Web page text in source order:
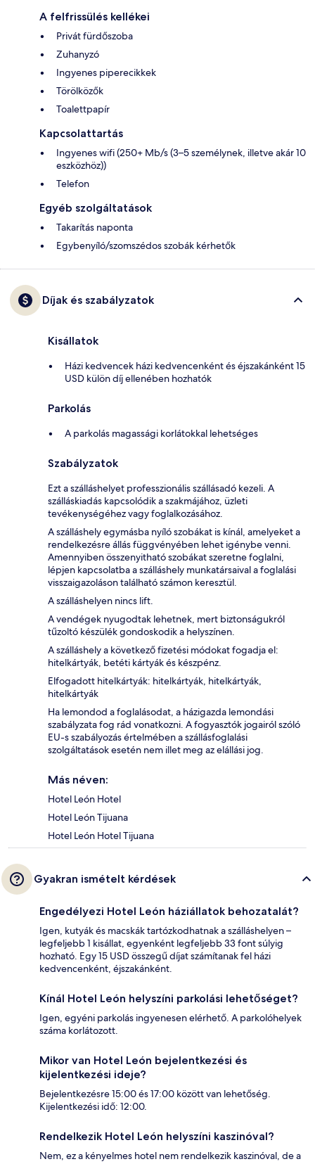
A felfrissülés kellékei
Privát fürdőszoba
Zuhanyzó
Ingyenes piperecikkek
Törölközők
Toalettpapír
Kapcsolattartás
Ingyenes wifi (250+ Mb/s (3–5 személynek, illetve akár 10
eszközhöz))
Telefon
Egyéb szolgáltatások
Takarítás naponta
Egybenyíló/szomszédos szobák kérhetők
Díjak és szabályzatok
Kisállatok
Házi kedvencek házi kedvencenként és éjszakánként 15
USD külön díj ellenében hozhatók
Parkolás
A parkolás magassági korlátokkal lehetséges
Szabályzatok
Ezt a szálláshelyet professzionális szállásadó kezeli. A
szálláskiadás kapcsolódik a szakmájához, üzleti
tevékenységéhez vagy foglalkozásához.
A szálláshely egymásba nyíló szobákat is kínál, amelyeket a
rendelkezésre állás függvényében lehet igénybe venni.
Amennyiben összenyitható szobákat szeretne foglalni,
lépjen kapcsolatba a szálláshely munkatársaival a foglalási
visszaigazoláson található számon keresztül.
A szálláshelyen nincs lift.
A vendégek nyugodtak lehetnek, mert biztonságukról
tűzoltó készülék gondoskodik a helyszínen.
A szálláshely a következő fizetési módokat fogadja el:
hitelkártyák, betéti kártyák és készpénz.
Elfogadott hitelkártyák: hitelkártyák, hitelkártyák,
hitelkártyák
Ha lemondod a foglalásodat, a házigazda lemondási
szabályzata fog rád vonatkozni. A fogyasztók jogairól szóló
EU-s szabályozás értelmében a szállásfoglalási
szolgáltatások esetén nem illet meg az elállási jog.
Más néven:
Hotel León Hotel
Hotel León Tijuana
Hotel León Hotel Tijuana
Gyakran ismételt kérdések
Engedélyezi Hotel León háziállatok behozatalát?
Igen, kutyák és macskák tartózkodhatnak a szálláshelyen –
legfeljebb 1 kisállat, egyenként legfeljebb 33 font súlyig
hozható. Egy 15 USD összegű díjat számítanak fel házi
kedvencenként, éjszakánként.
Kínál Hotel León helyszíni parkolási lehetőséget?
Igen, egyéni parkolás ingyenesen elérhető. A parkolóhelyek
száma korlátozott.
Mikor van Hotel León bejelentkezési és
kijelentkezési ideje?
Bejelentkezésre 15:00 és 17:00 között van lehetőség.
Kijelentkezési idő: 12:00.
Rendelkezik Hotel León helyszíni kaszinóval?
Nem, ez a kényelmes hotel nem rendelkezik kaszinóval, de a